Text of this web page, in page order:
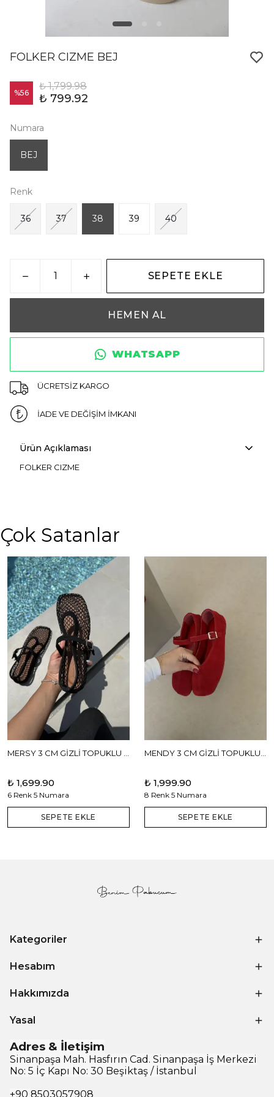
FOLKER CIZME BEJ
%56
₺ 1,799.98
₺ 799.92
Numara
BEJ
Renk
36 37 38 39 40
SEPETE EKLE
HEMEN AL
WHATSAPP
ÜCRETSİZ KARGO
İADE VE DEĞİŞİM İMKANI
Ürün Açıklaması
FOLKER CIZME
Çok Satanlar
₺ 1,699.90
6 Renk 5 Numara
SEPETE EKLE
₺ 1,999.90
8 Renk 5 Numara
SEPETE EKLE
Kategoriler
Hesabım
Hakkımızda
Yasal
Adres & İletişim
Sinanpaşa Mah. Hasfırın Cad. Sinanpaşa İş Merkezi
No: 5 İç Kapı No: 30 Beşiktaş / İstanbul
+90 8503057908